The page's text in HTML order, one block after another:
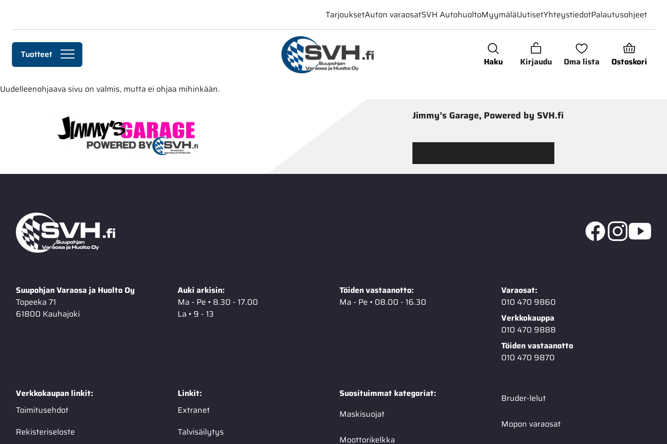
Haku Kirjaudu Oma lista Ostoskori
Tuotteet
TarjouksetAuton varaosatSVH AutohuoltoMyymäläUutisetYhteystiedotPalautusohjeet
Uudelleenohjaava sivu on valmis, mutta ei ohjaa mihinkään.
Jimmy’s Garage, Powered by SVH.fi
Suupohjan Varaosa ja Huolto Oy
Topeeka 71
61800 Kauhajoki
Auki arkisin:
Ma - Pe • 8.30 - 17.00
La • 9 - 13
Töiden vastaanotto:
Ma - Pe • 08.00 - 16.30
Varaosat:
010 470 9860
Verkkokauppa
010 470 9888
Töiden vastaanotto
010 470 9870
Verkkokaupan linkit:
Toimitusehdot
Rekisteriseloste
Linkit:
Extranet
Talvisäilytys
Suosituimmat kategoriat:
Maskisuojat
Moottorikelkka
Bruder-lelut
Mopon varaosat